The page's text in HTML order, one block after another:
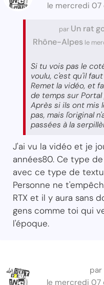
le mercredi 07
par Un rat
Rhône-Alpes le
Si tu vois pas le
voulu, c'est qu'il
Remet la vidéo, et
de temps sur
Après si ils ont mis
pas, mais l'original
passées à la
J'ai vu la vidéo et je
années80. Ce type
avec ce type de
Personne ne
RTX et il y aura sans
gens comme toi qui
l'époque.
par
le mercredi 07